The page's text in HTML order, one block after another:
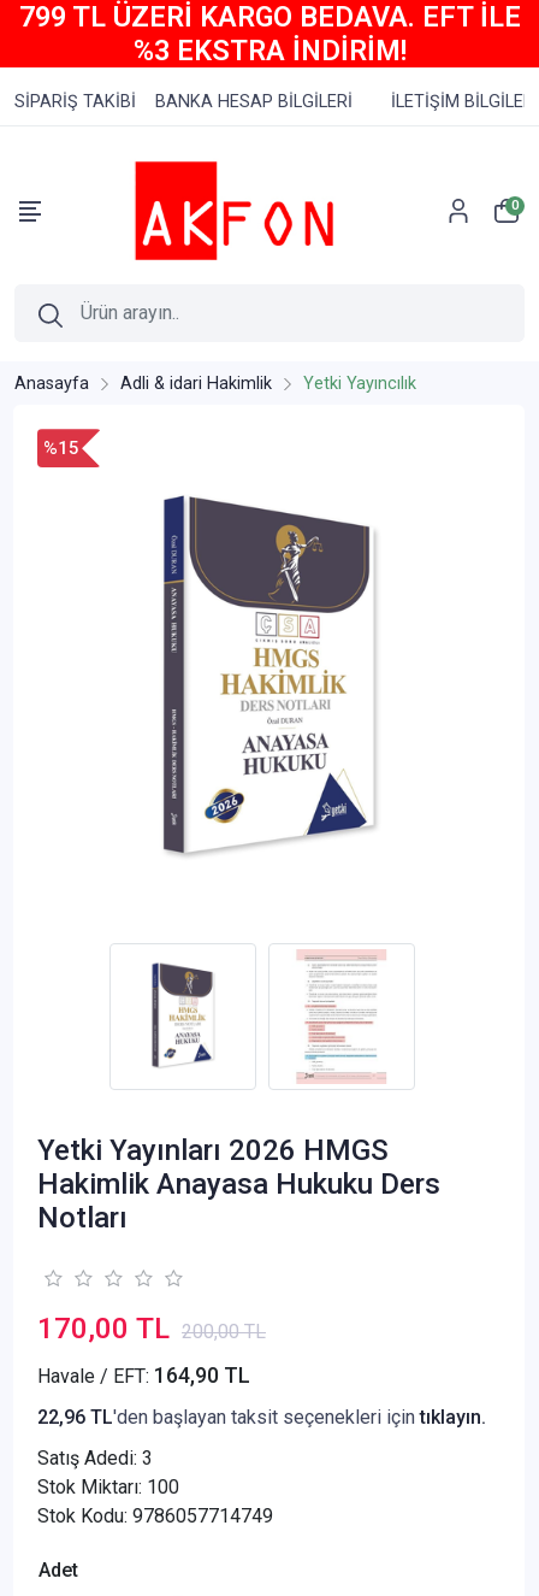
799 TL ÜZERİ KARGO BEDAVA. EFT İLE
%3 EKSTRA İNDİRİM!
SİPARİŞ TAKİBİ BANKA HESAP BİLGİLERİ İLETİŞİM BİLGİLERİ
0
Anasayfa Adli & idari Hakimlik Yetki Yayıncılık
%15
Yetki Yayınları 2026 HMGS
Hakimlik Anayasa Hukuku Ders
Notları
170,00 TL 200,00 TL
Havale / EFT: 164,90 TL
22,96 TL'den başlayan taksit seçenekleri içintıklayın.
Satış Adedi: 3
Stok Miktarı: 100
Stok Kodu: 9786057714749
Adet